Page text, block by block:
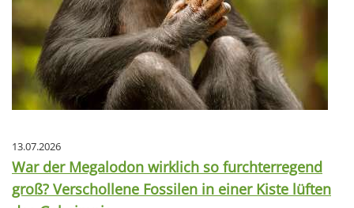
13.07.2026
War der Megalodon wirklich so furchterregend
groß? Verschollene Fossilen in einer Kiste lüften